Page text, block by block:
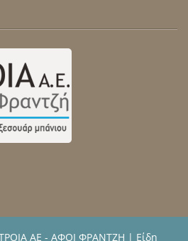
ΑΕ - ΑΦΟΙ ΦΡΑΝΤΖΗ | Είδη